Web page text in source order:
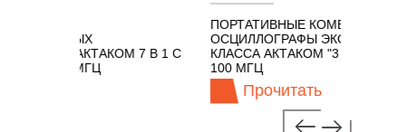
АКТАКОМ 7 В 1 С
ПОРТАТИВНЫЕ КОМБИНИРОВАННЫЕ
ОСЦИЛЛОГРАФЫ ЭКОНОМНОГО
КЛАССА АКТАКОМ "3 В 1" С ПОЛОСОЙ
Прочитать